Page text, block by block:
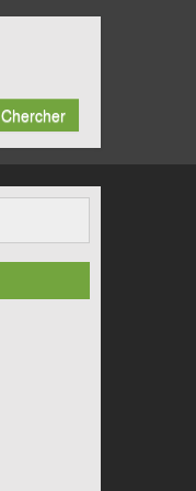
Chercher